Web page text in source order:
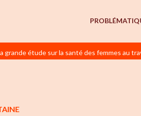
grande étude sur la santé des femmes au